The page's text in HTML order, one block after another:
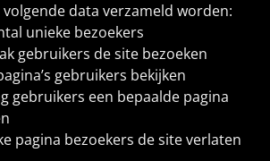
data verzameld worden:
unieke bezoekers
gebruikers de site bezoeken
gebruikers bekijken
gebruikers een bepaalde pagina
pagina bezoekers de site verlaten